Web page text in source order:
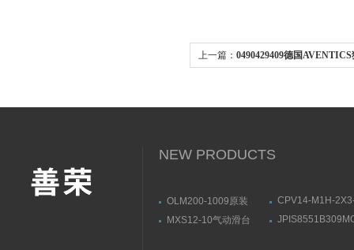
上一篇： 0490429409德国
NEW PRODUCTS
OLM200-1009原装
SICK线性测量传感器结
CPV14-M1H-
磁阀161362
MXS12-10气动滑台